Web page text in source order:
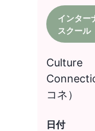
インター
スクール
Culture
コネ）
日付